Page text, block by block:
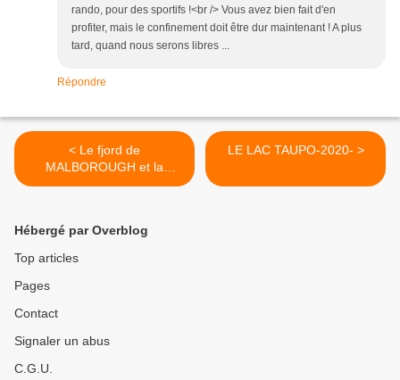
rando, pour des sportifs !<br /> Vous avez bien fait d'en
profiter, mais le confinement doit être dur maintenant ! A plus
tard, quand nous serons libres ...
Répondre
< Le fjord de
MALBOROUGH et la
capitale WELLINGTON-
LE LAC TAUPO-2020- >
Hébergé par Overblog
Top articles
Pages
Contact
Signaler un abus
C.G.U.